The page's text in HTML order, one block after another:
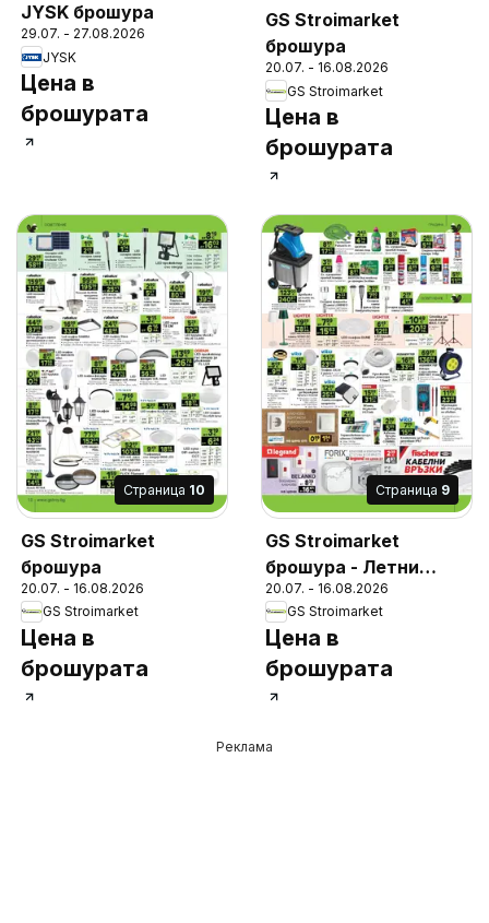
JYSK брошура
29.07. - 27.08.2026
JYSK
Цена в
брошурата
GS Stroimarket
брошура
20.07. - 16.08.2026
GS Stroimarket
Цена в
брошурата
Cтраница 10
GS Stroimarket
брошура
20.07. - 16.08.2026
GS Stroimarket
Цена в
брошурата
Cтраница 9
GS Stroimarket
брошура - Летни
предложения
20.07. - 16.08.2026
GS Stroimarket
Цена в
брошурата
Реклама